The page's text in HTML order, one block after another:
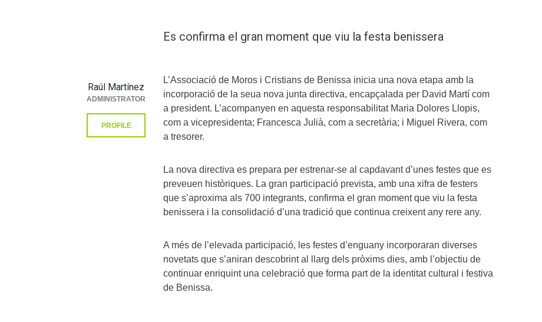
Es confirma el gran moment que viu la festa benissera
L’Associació de Moros i Cristians de Benissa inicia una nova etapa amb la
incorporació de la seua nova junta directiva, encapçalada per David Martí com
a president. L’acompanyen en aquesta responsabilitat Maria Dolores Llopis,
com a vicepresidenta; Francesca Julià, com a secretària; i Miguel Rivera, com
a tresorer.
La nova directiva es prepara per estrenar-se al capdavant d’unes festes que es
preveuen històriques. La gran participació prevista, amb una xifra de festers
que s’aproxima als 700 integrants, confirma el gran moment que viu la festa
benissera i la consolidació d’una tradició que continua creixent any rere any.
A més de l’elevada participació, les festes d’enguany incorporaran diverses
novetats que s’aniran descobrint al llarg dels pròxims dies, amb l’objectiu de
continuar enriquint una celebració que forma part de la identitat cultural i festiva
de Benissa.
Raúl Martínez
ADMINISTRATOR
PROFILE